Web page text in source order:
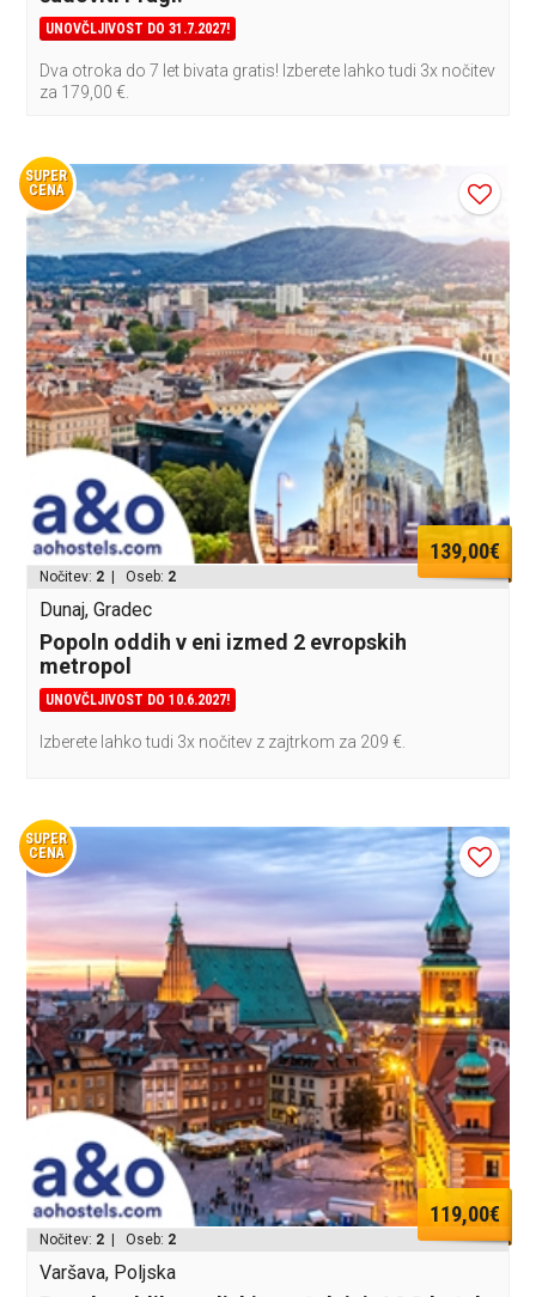
UNOVČLJIVOST DO 31.7.2027!
Dva otroka do 7 let bivata gratis! Izberete lahko tudi 3x nočitev
za 179,00 €.
SUPER
CENA
139,00€
Nočitev: 2 | Oseb: 2
Dunaj, Gradec
Popoln oddih v eni izmed 2 evropskih
metropol
UNOVČLJIVOST DO 10.6.2027!
Izberete lahko tudi 3x nočitev z zajtrkom za 209 €.
SUPER
CENA
119,00€
Nočitev: 2 | Oseb: 2
Varšava, Poljska